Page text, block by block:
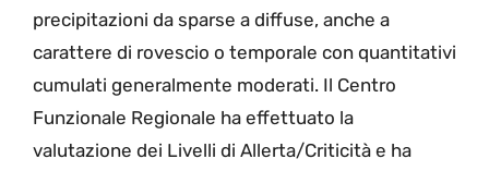
precipitazioni da sparse a diffuse, anche a
carattere di rovescio o temporale con quantitativi
cumulati generalmente moderati. Il Centro
Funzionale Regionale ha effettuato la
valutazione dei Livelli di Allerta/Criticità e ha